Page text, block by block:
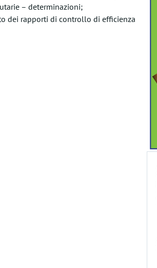
– determinazioni;
dei rapporti di controllo di efficienza